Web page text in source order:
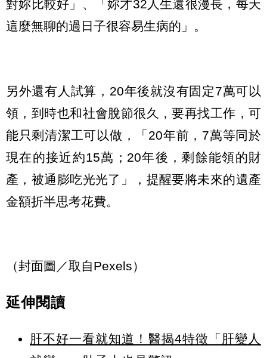
對妳比較好」、「妳才32人生還很漫長，每天
這麼無聊的過日子很容易生病的」。
另外還有人試算，20年後就沒有固定7萬可以
領，到時也和社會脫節很久，要再找工作，可
能只剩清潔工可以做，「20年前，7萬等同於
現在的接近約15萬；20年後，剩餘能領的財
產，被通膨吃光光了」，提醒要將未來的遺產
金額折半思考花費。
（封面圖／取自Pexels）
延伸閱讀
肝不好一看就知道！醫揭4特徵「肝變人